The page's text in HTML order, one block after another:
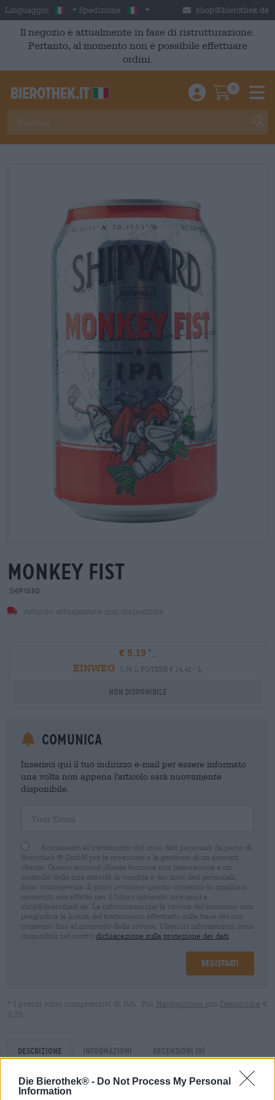
Die Bierothek® - Do Not Process My Personal
Information
Skip to main content
Linguaggio: Italian
Spedizione: Italia shop@bierothek.de
Il negozio è attualmente in fase di ristrutturazione.
Pertanto, al momento non è possibile effettuare
ordini.
Einloggen /
0
monkey fist
Shipyard
Articolo attualmente non disponibile
€ 5,19
EINWEG
0,36 L POTERE € 14,42 / L
Non disponibile
Comunica
Inserisci qui il tuo indirizzo e-mail per essere informato
una volta non appena l'articolo sarà nuovamente
disponibile.
Acconsento al trattamento dei miei dati personali da parte di
Bierothek ® GmbH per la creazione e la gestione di un account
cliente. Questo account cliente fornisce una panoramica e un
controllo delle mie attività di vendita e dei miei dati personali.
Sono consapevole di poter revocare questo consenso in qualsiasi
momento con effetto per il futuro inviando un'e-mail a
shop@bierothek.de. La informiamo che la revoca del consenso non
pregiudica la liceità del trattamento effettuato sulla base del suo
consenso fino al momento della revoca. Ulteriori informazioni sono
disponibili nel nostro dichiarazione sulla protezione dei dati
Registrati
* I prezzi sono comprensivi di IVA. Più Navigazione più Depositare €
0,25
Descrizione Informazioni Recensioni (0)
In qualità di cofondatori del movimento americano della